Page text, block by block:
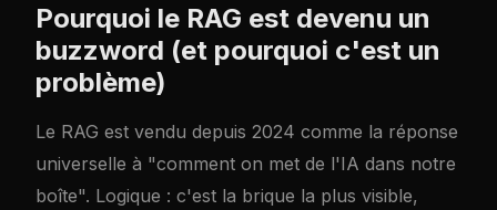
Pourquoi le RAG est devenu un
buzzword (et pourquoi c'est un
problème)
Le RAG est vendu depuis 2024 comme la réponse
universelle à "comment on met de l'IA dans notre
boîte". Logique : c'est la brique la plus visible,